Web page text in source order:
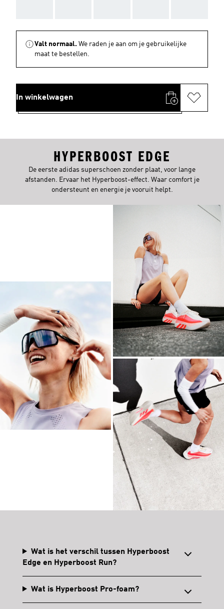
Valt normaal. We raden je aan om je gebruikelijke
maat te bestellen.
In winkelwagen
HYPERBOOST EDGE
De eerste adidas superschoen zonder plaat, voor lange
afstanden. Ervaar het Hyperboost-effect. Waar comfort je
ondersteunt en energie je vooruit helpt.
Wat is het verschil tussen Hyperboost
Edge en Hyperboost Run?
Wat is Hyperboost Pro-foam?